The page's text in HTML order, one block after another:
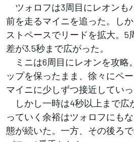
ツォロフは3周目にレオンも
前を走るマイニを追った。し
ストペースでリードを拡大。5
差が3.5秒まで広がった。
ミニは6周目にレオンを攻略
ップを保ったまま、徐々にペ
マイニに少しずつ接近していっ
しかし一時は4秒以上まで広
っていく余裕はツォロフにも
態が続いた。一方、その後ろ